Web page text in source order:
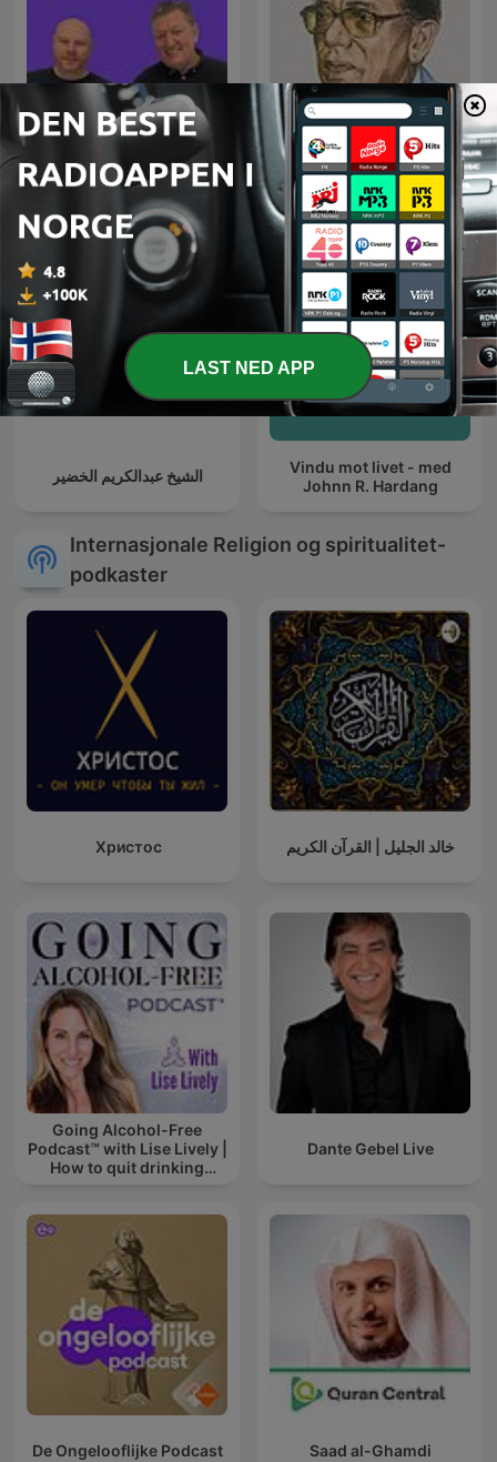
Åndelig Påfyll - hver
tirsdag
العلم والإيمان - د. مصطفى
محمود
الشيخ عبدالكريم الخضير
Vindu mot livet - med
Johnn R. Hardang
Internasjonale Religion og spiritualitet-
podkaster
Христос خالد الجليل | القرآن الكريم
Going Alcohol-Free
Podcast™ with Lise Lively |
How to quit drinking
Dante Gebel Live
De Ongelooflijke Podcast Saad al-Ghamdi
LAST NED APP